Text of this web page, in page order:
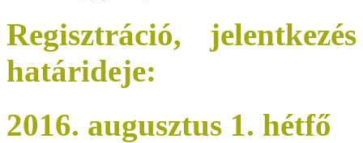
Regisztráció,
határideje:
2016. augusztus 1. hétfő